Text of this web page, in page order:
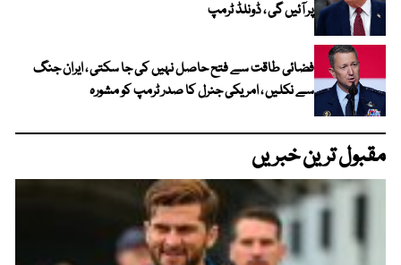
پر آئیں گی ، ڈونلڈ ٹرمپ
فضائی طاقت سے فتح حاصل نہیں کی جا سکتی ، ایران جنگ
سے نکلیں ، امریکی جنرل کا صدر ٹرمپ کو مشورہ
مقبول ترین خبریں